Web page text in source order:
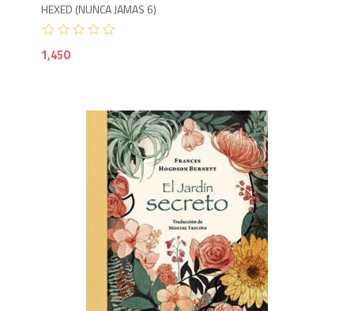
HEXED (NUNCA JAMAS 6)
1,450